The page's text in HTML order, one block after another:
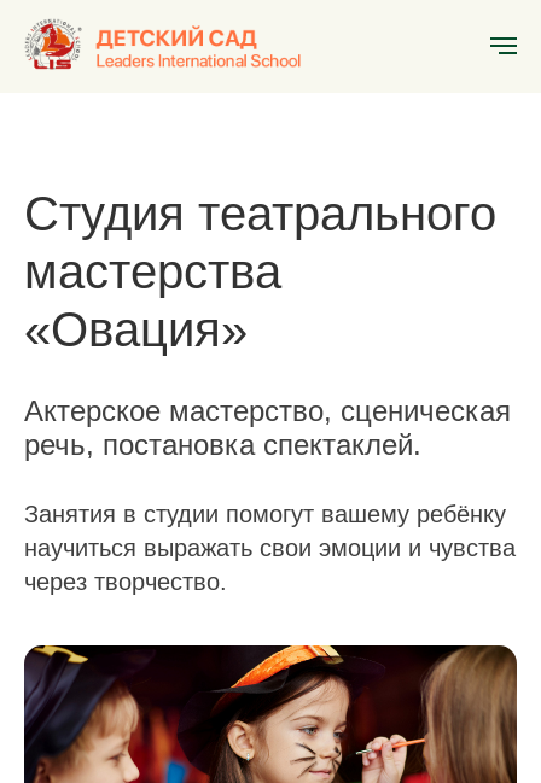
Главная Кружки и секции » Театральная студия
Студия театрального
мастерства
«Овация»
Актерское мастерство, сценическая
речь, постановка спектаклей.
Занятия в студии помогут вашему ребёнку
научиться выражать свои эмоции и чувства
через творчество.